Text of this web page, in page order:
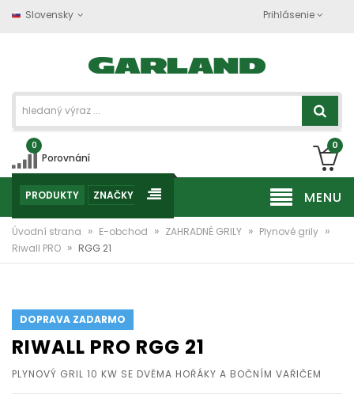
Slovensky Prihlásenie
0
Porovnání
0
MENU
PRODUKTY ZNAČKY
Úvodní strana » E-obchod » ZAHRADNÉ GRILY » Plynové grily »
Riwall PRO » RGG 21
DOPRAVA ZADARMO
RIWALL PRO RGG 21
PLYNOVÝ GRIL 10 KW SE DVĚMA HOŘÁKY A BOČNÍM VAŘIČEM